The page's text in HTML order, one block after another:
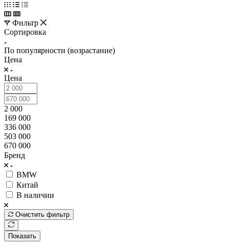
Фильтр
Сортировка
По популярности (возрастание)
Цена
Цена
2 000
169 000
336 000
503 000
670 000
Бренд
BMW
Китай
В наличии
Очистить фильтр
Показать